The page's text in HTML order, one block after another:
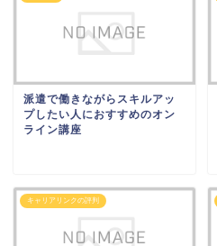
派遣で働きながらスキルアッ
プしたい人におすすめのオン
ライン講座
キャリアリンクの評判